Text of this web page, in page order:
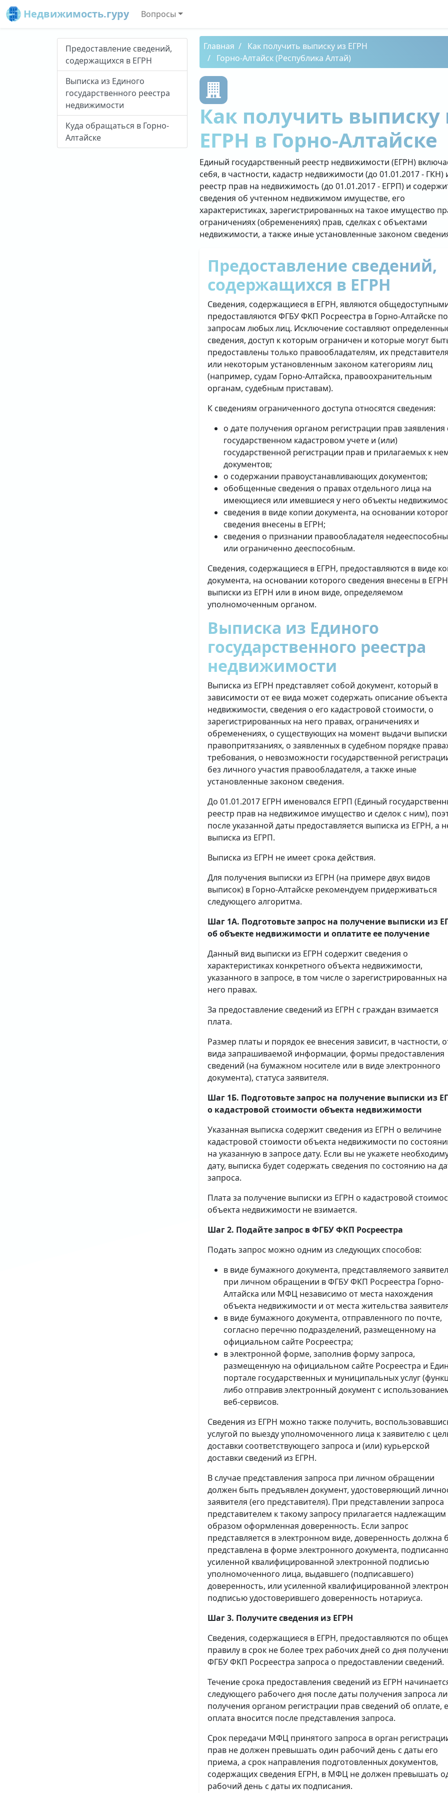
Недвижимость.гуру Вопросы
Предоставление сведений,
содержащихся в ЕГРН
Выписка из Единого
государственного реестра
недвижимости
Куда обращаться в Горно-
Алтайске
Главная
Как получить выписку из ЕГРН
Горно-Алтайск (Республика Алтай)
Как получить выписку
ЕГРН в Горно-Алтайске
Единый государственный реестр недвижимости (ЕГРН)
себя, в частности, кадастр недвижимости (до 01.01.2017 - ГКН)
реестр прав на недвижимость (до 01.01.2017 - ЕГРП) и
сведения об учтенном недвижимом имуществе, его
характеристиках, зарегистрированных на такое имущество
ограничениях (обременениях) прав, сделках с объектами
недвижимости, а также иные установленные законом
Предоставление сведений,
содержащихся в ЕГРН
Сведения, содержащиеся в ЕГРН, являются
предоставляются ФГБУ ФКП Росреестра в Горно-Алтайске по
запросам любых лиц. Исключение составляют
сведения, доступ к которым ограничен и которые могут
предоставлены только правообладателям, их
или некоторым установленным законом категориям лиц
(например, судам Горно-Алтайска, правоохранительным
органам, судебным приставам).
К сведениям ограниченного доступа относятся сведения:
о дате получения органом регистрации прав заявления
государственном кадастровом учете и (или)
государственной регистрации прав и прилагаемых к
документов;
о содержании правоустанавливающих документов;
обобщенные сведения о правах отдельного лица на
имеющиеся или имевшиеся у него объекты
сведения в виде копии документа, на основании
сведения внесены в ЕГРН;
сведения о признании правообладателя
или ограниченно дееспособным.
Сведения, содержащиеся в ЕГРН, предоставляются в виде
документа, на основании которого сведения внесены в
выписки из ЕГРН или в ином виде, определяемом
уполномоченным органом.
Выписка из Единого
государственного реестра
недвижимости
Выписка из ЕГРН представляет собой документ, который в
зависимости от ее вида может содержать описание объекта
недвижимости, сведения о его кадастровой стоимости, о
зарегистрированных на него правах, ограничениях и
обременениях, о существующих на момент выдачи выписки
правопритязаниях, о заявленных в судебном порядке
требования, о невозможности государственной
без личного участия правообладателя, а также иные
установленные законом сведения.
До 01.01.2017 ЕГРН именовался ЕГРП (Единый
реестр прав на недвижимое имущество и сделок с ним),
после указанной даты предоставляется выписка из ЕГРН, а
выписка из ЕГРП.
Выписка из ЕГРН не имеет срока действия.
Для получения выписки из ЕГРН (на примере двух видов
выписок) в Горно-Алтайске рекомендуем придерживаться
следующего алгоритма.
Шаг 1А. Подготовьте запрос на получение выписки из
об объекте недвижимости и оплатите ее получение
Данный вид выписки из ЕГРН содержит сведения о
характеристиках конкретного объекта недвижимости,
указанного в запросе, в том числе о зарегистрированных на
него правах.
За предоставление сведений из ЕГРН с граждан взимается
плата.
Размер платы и порядок ее внесения зависит, в частности,
вида запрашиваемой информации, формы предоставления
сведений (на бумажном носителе или в виде электронного
документа), статуса заявителя.
Шаг 1Б. Подготовьте запрос на получение выписки из
о кадастровой стоимости объекта недвижимости
Указанная выписка содержит сведения из ЕГРН о величине
кадастровой стоимости объекта недвижимости по
на указанную в запросе дату. Если вы не укажете
дату, выписка будет содержать сведения по состоянию на
запроса.
Плата за получение выписки из ЕГРН о кадастровой
объекта недвижимости не взимается.
Шаг 2. Подайте запрос в ФГБУ ФКП Росреестра
Подать запрос можно одним из следующих способов:
в виде бумажного документа, представляемого
при личном обращении в ФГБУ ФКП Росреестра Горно-
Алтайска или МФЦ независимо от места нахождения
объекта недвижимости и от места жительства
в виде бумажного документа, отправленного по почте,
согласно перечню подразделений, размещенному на
официальном сайте Росреестра;
в электронной форме, заполнив форму запроса,
размещенную на официальном сайте Росреестра и
портале государственных и муниципальных услуг
либо отправив электронный документ с
веб-сервисов.
Сведения из ЕГРН можно также получить,
услугой по выезду уполномоченного лица к заявителю с
доставки соответствующего запроса и (или) курьерской
доставки сведений из ЕГРН.
В случае представления запроса при личном обращении
должен быть предъявлен документ, удостоверяющий
заявителя (его представителя). При представлении запроса
представителем к такому запросу прилагается надлежащим
образом оформленная доверенность. Если запрос
представляется в электронном виде, доверенность должна
представлена в форме электронного документа,
усиленной квалифицированной электронной подписью
уполномоченного лица, выдавшего (подписавшего)
доверенность, или усиленной квалифицированной
подписью удостоверившего доверенность нотариуса.
Шаг 3. Получите сведения из ЕГРН
Сведения, содержащиеся в ЕГРН, предоставляются по
правилу в срок не более трех рабочих дней со дня
ФГБУ ФКП Росреестра запроса о предоставлении сведений.
Течение срока предоставления сведений из ЕГРН
следующего рабочего дня после даты получения запроса
получения органом регистрации прав сведений об оплате,
оплата вносится после представления запроса.
Срок передачи МФЦ принятого запроса в орган
прав не должен превышать один рабочий день с даты его
приема, а срок направления подготовленных документов,
содержащих сведения ЕГРН, в МФЦ не должен превышать
рабочий день с даты их подписания.